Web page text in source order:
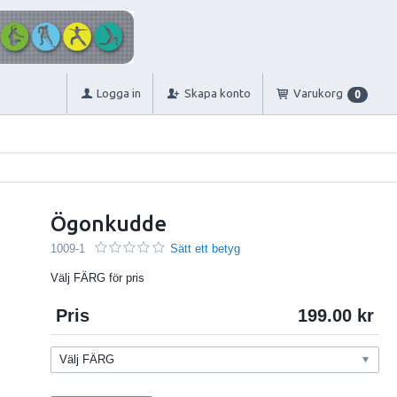
Logga in Skapa konto Varukorg 0
Ögonkudde
1009-1 Sätt ett betyg
Välj FÄRG för pris
Pris 199.00